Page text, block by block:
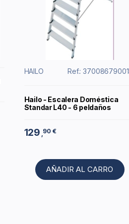
HAILO Ref.:
Hailo - Escalera Doméstica
Standar L40 - 6 peldaños
129 ,90 €
AÑADIR AL CARRO